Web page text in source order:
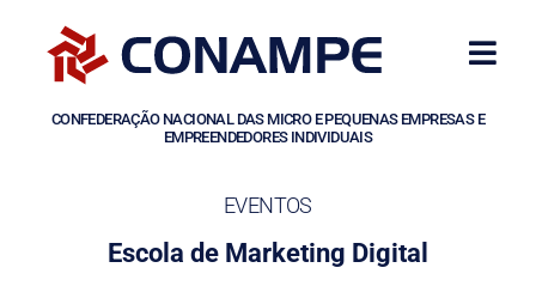
CONFEDERAÇÃO NACIONAL DAS MICRO E PEQUENAS EMPRESAS E
EMPREENDEDORES INDIVIDUAIS
EVENTOS
Escola de Marketing Digital